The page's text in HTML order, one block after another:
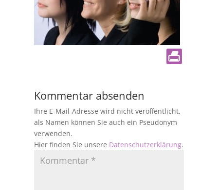
Kommentar absenden
Ihre E-Mail-Adresse wird nicht veröffentlicht,
als Namen können Sie auch ein Pseudonym
verwenden.
Hier finden Sie unsere Datenschutzerklärung.